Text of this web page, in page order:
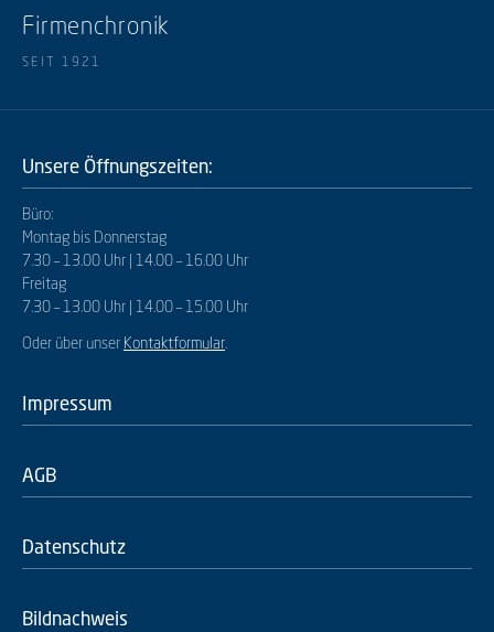
Firmenchronik
SEIT 1921
Unsere Öffnungszeiten:
Büro:
Montag bis Donnerstag
7.30 – 13.00 Uhr | 14.00 – 16.00 Uhr
Freitag
7.30 – 13.00 Uhr | 14.00 – 15.00 Uhr
Oder über unser Kontaktformular.
Impressum
AGB
Datenschutz
Bildnachweis